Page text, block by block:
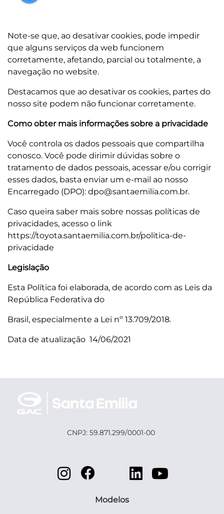
Note-se que, ao desativar cookies, pode impedir
que alguns serviços da web funcionem
corretamente, afetando, parcial ou totalmente, a
navegação no website.
Destacamos que ao desativar os cookies, partes do
nosso site podem não funcionar corretamente.
Como obter mais informações sobre a privacidade
Você controla os dados pessoais que compartilha
conosco. Você pode dirimir dúvidas sobre o
tratamento de dados pessoais, acessar e/ou corrigir
esses dados, basta enviar um e‐mail ao nosso
Encarregado (DPO): dpo@santaemilia.com.br.
Caso queira saber mais sobre nossas políticas de
privacidades, acesso o link
https://toyota.santaemilia.com.br/politica-de-
privacidade
Legislação
Esta Política foi elaborada, de acordo com as Leis da
República Federativa do
Brasil, especialmente a Lei nº 13.709/2018.
Data de atualização 14/06/2021
CNPJ: 59.871.299/0001-00
Modelos